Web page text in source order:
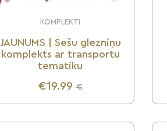
KOMPLEKTI
JAUNUMS | Sešu glezniņu
komplekts ar transportu
tematiku
€19.99 €
UZZINI VAIRĀK